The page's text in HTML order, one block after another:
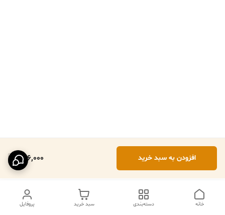
276,000 افزودن به سبد خرید
پروفایل سبد خرید دسته‌بندی خانه